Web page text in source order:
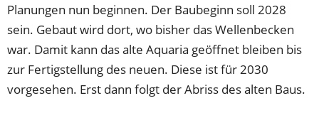
Planungen nun beginnen. Der Baubeginn soll 2028
sein. Gebaut wird dort, wo bisher das Wellenbecken
war. Damit kann das alte Aquaria geöffnet bleiben bis
zur Fertigstellung des neuen. Diese ist für 2030
vorgesehen. Erst dann folgt der Abriss des alten Baus.